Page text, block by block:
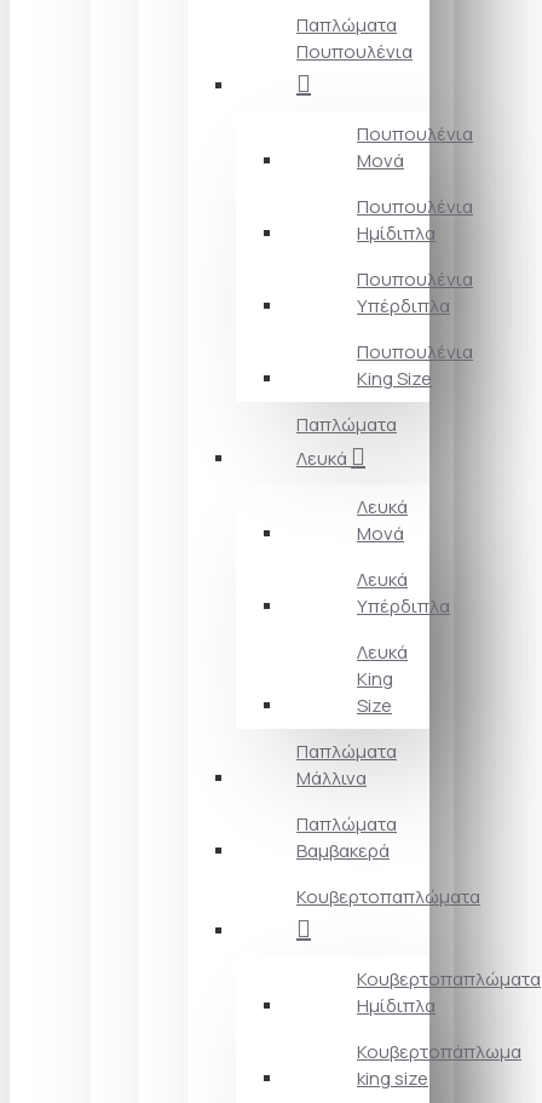
Παπλώματα
Πουπουλένια
Πουπουλένια
Μονά
Πουπουλένια
Ημίδιπλα
Πουπουλένια
Υπέρδιπλα
Πουπουλένια
King Size
Παπλώματα
Λευκά
Λευκά
Μονά
Λευκά
Υπέρδιπλα
Λευκά
King
Size
Παπλώματα
Μάλλινα
Παπλώματα
Βαμβακερά
Κουβερτοπαπλώματα
Κουβερτοπαπλώματα
Ημίδιπλα
Κουβερτοπάπλωμα
king size